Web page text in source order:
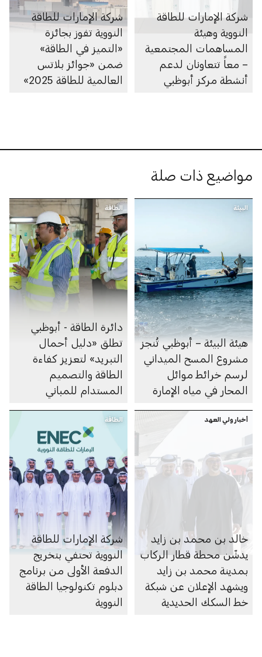
شركة الإمارات للطاقة
النووية وهيئة
المساهمات المجتمعية
– معاً تتعاونان لدعم
أنشطة مركز أبوظبي
شركة الإمارات للطاقة
النووية تفوز بجائزة
«التميز في الطاقة»
ضمن «جوائز بلاتس
العالمية للطاقة 2025»
مواضيع ذات صلة
البيئة
هيئة البيئة – أبوظبي تُنجز
مشروع المسح الميداني
لرسم خرائط موائل
المحار في مياه الإمارة
الطاقة
دائرة الطاقة - أبوظبي
تطلق «دليل أحمال
التبريد» لتعزيز كفاءة
الطاقة والتصميم
المستدام للمباني
أخبار ولي العهد
خالد بن محمد بن زايد
يدشّن محطة قطار الركاب
بمدينة محمد بن زايد
ويشهد الإعلان عن شبكة
خط السكك الحديدية
الطاقة
شركة الإمارات للطاقة
النووية تحتفي بتخريج
الدفعة الأولى من برنامج
دبلوم تكنولوجيا الطاقة
النووية